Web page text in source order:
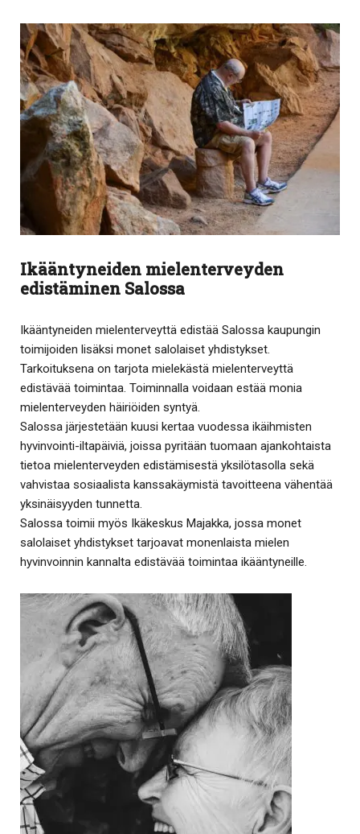
Ikääntyneiden mielenterveyden
edistäminen Salossa
Ikääntyneiden mielenterveyttä edistää Salossa kaupungin
toimijoiden lisäksi monet salolaiset yhdistykset.
Tarkoituksena on tarjota mielekästä mielenterveyttä
edistävää toimintaa. Toiminnalla voidaan estää monia
mielenterveyden häiriöiden syntyä.
Salossa järjestetään kuusi kertaa vuodessa ikäihmisten
hyvinvointi-iltapäiviä, joissa pyritään tuomaan ajankohtaista
tietoa mielenterveyden edistämisestä yksilötasolla sekä
vahvistaa sosiaalista kanssakäymistä tavoitteena vähentää
yksinäisyyden tunnetta.
Salossa toimii myös Ikäkeskus Majakka, jossa monet
salolaiset yhdistykset tarjoavat monenlaista mielen
hyvinvoinnin kannalta edistävää toimintaa ikääntyneille.